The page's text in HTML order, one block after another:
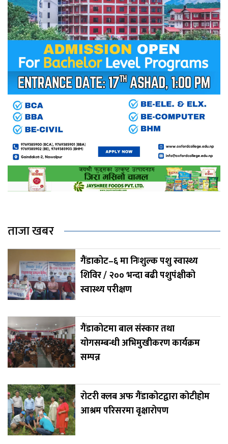
ताजा खबर
गैंडाकोट–६ मा निःशुल्क पशु स्वास्थ्य
शिविर / २०० भन्दा बढी पशुपंक्षीको
स्वास्थ्य परीक्षण
गैंडाकोटमा बाल संस्कार तथा
योगसम्बन्धी अभिमुखीकरण कार्यक्रम
सम्पन्न
रोटरी क्लब अफ गैंडाकोटद्वारा कोटीहोम
आश्रम परिसरमा वृक्षारोपण